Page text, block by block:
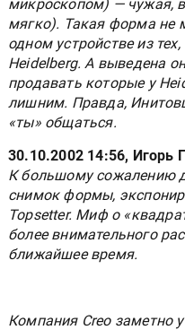
микроскопом) — чужая,
мягко). Такая форма не
одном устройстве из
Heidelberg. А выведена
продавать которые у
лишним. Правда,
«ты» общаться.
30.10.2002 14:56, Игорь
К большому сожалению
снимок формы,
Topsetter. Миф о
более внимательного
ближайшее время.
Компания Creo заметно